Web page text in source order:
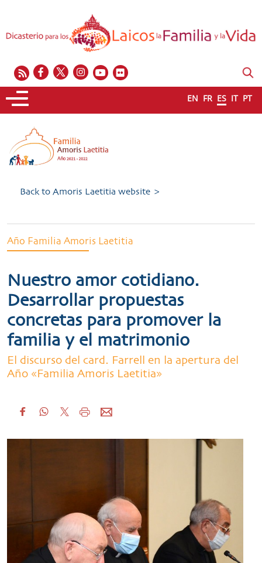
EN FR ES IT PT
Back to Amoris Laetitia website >
Año Familia Amoris Laetitia
Nuestro amor cotidiano.
Desarrollar propuestas
concretas para promover la
familia y el matrimonio
El discurso del card. Farrell en la apertura del
Año «Familia Amoris Laetitia»